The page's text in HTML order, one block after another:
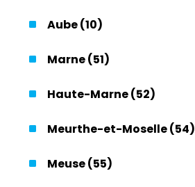
Aube (10)
Marne (51)
Haute-Marne (52)
Meurthe-et-Moselle (54)
Meuse (55)